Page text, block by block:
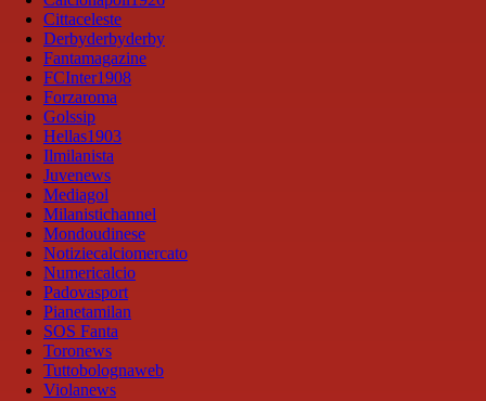
Cittaceleste
Derbyderbyderby
Fantamagazine
FCInter1908
Forzaroma
Golssip
Hellas1903
Ilmilanista
Juvenews
Mediagol
Milanistichannel
Mondoudinese
Notiziecalciomercato
Numericalcio
Padovasport
Pianetamilan
SOS Fanta
Toronews
Tuttobolognaweb
Violanews